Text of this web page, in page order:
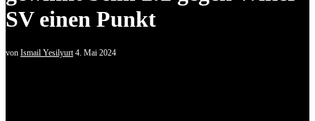
SV einen Punkt
von Ismail Yesilyurt 4. Mai 2024